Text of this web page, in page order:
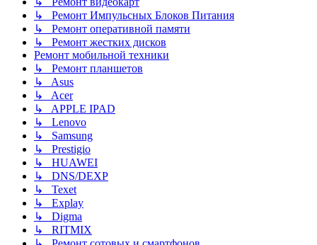
↳ Ремонт Импульсных Блоков Питания
↳ Ремонт оперативной памяти
↳ Ремонт жестких дисков
Ремонт мобильной техники
↳ Ремонт планшетов
↳ Asus
↳ Acer
↳ APPLE IPAD
↳ Lenovo
↳ Samsung
↳ Prestigio
↳ HUAWEI
↳ DNS/DEXP
↳ Texet
↳ Explay
↳ Digma
↳ RITMIX